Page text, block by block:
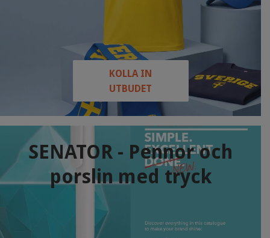
KOLLA IN
UTBUDET
SENATOR - Pennor och
porslin med tryck